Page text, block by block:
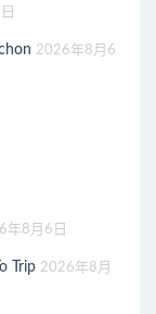
2026年8月6
年8月6日
Trip 2026年8月